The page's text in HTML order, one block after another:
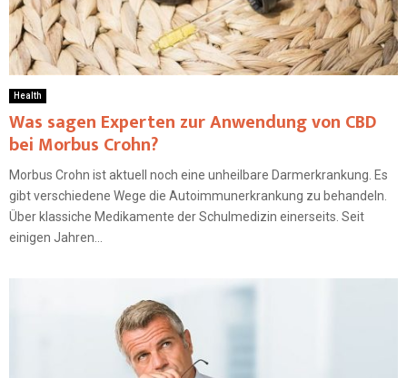
Health
Was sagen Experten zur Anwendung von CBD
bei Morbus Crohn?
Morbus Crohn ist aktuell noch eine unheilbare Darmerkrankung. Es
gibt verschiedene Wege die Autoimmunerkrankung zu behandeln.
Über klassiche Medikamente der Schulmedizin einerseits. Seit
einigen Jahren...